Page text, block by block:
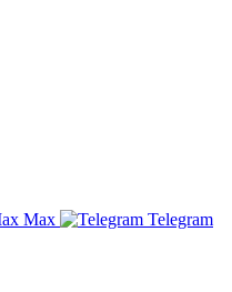
Max
Telegram